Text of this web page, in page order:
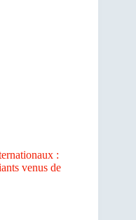
:
venus de